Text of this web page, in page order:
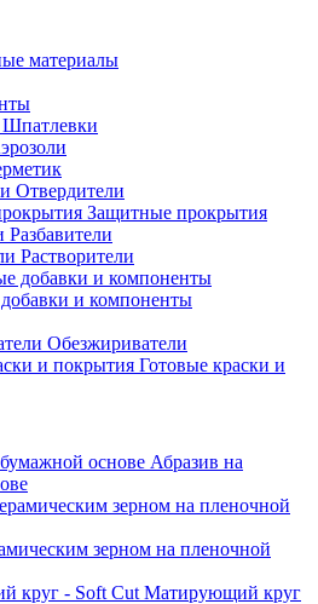
материалы
Шпатлевки
Отвердители
Защитные прокрытия
Разбавители
Растворители
и компоненты
Обезжириватели
Готовые краски и
Абразив на
зерном на пленочной
Матирующий круг